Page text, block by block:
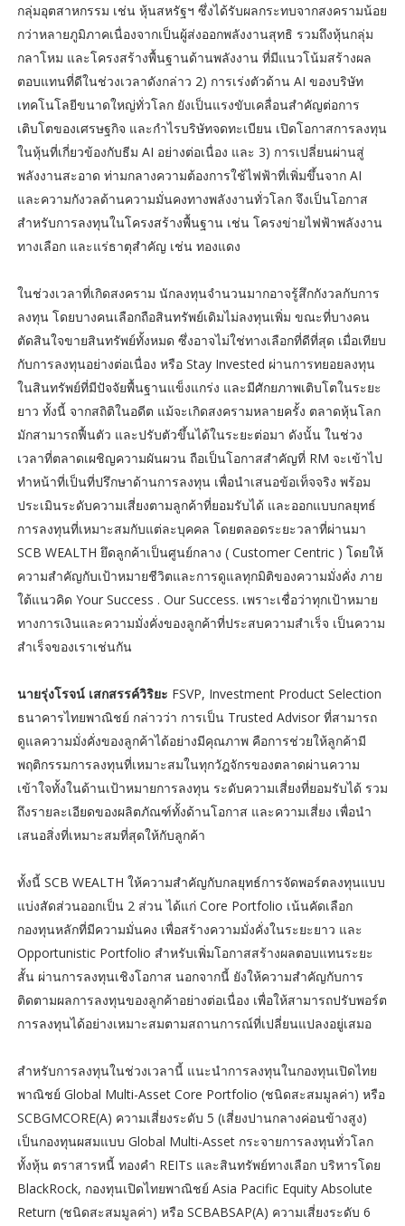
กลุ่มอุตสาหกรรม เช่น หุ้นสหรัฐฯ ซึ่งได้รับผลกระทบจากสงครามน้อย
กว่าหลายภูมิภาคเนื่องจากเป็นผู้ส่งออกพลังงานสุทธิ รวมถึงหุ้นกลุ่ม
กลาโหม และโครงสร้างพื้นฐานด้านพลังงาน ที่มีแนวโน้มสร้างผล
ตอบแทนที่ดีในช่วงเวลาดังกล่าว 2) การเร่งตัวด้าน AI ของบริษัท
เทคโนโลยีขนาดใหญ่ทั่วโลก ยังเป็นแรงขับเคลื่อนสำคัญต่อการ
เติบโตของเศรษฐกิจ และกำไรบริษัทจดทะเบียน เปิดโอกาสการลงทุน
ในหุ้นที่เกี่ยวข้องกับธีม AI อย่างต่อเนื่อง และ 3) การเปลี่ยนผ่านสู่
พลังงานสะอาด ท่ามกลางความต้องการใช้ไฟฟ้าที่เพิ่มขึ้นจาก AI
และความกังวลด้านความมั่นคงทางพลังงานทั่วโลก จึงเป็นโอกาส
สำหรับการลงทุนในโครงสร้างพื้นฐาน เช่น โครงข่ายไฟฟ้าพลังงาน
ทางเลือก และแร่ธาตุสำคัญ เช่น ทองแดง
ในช่วงเวลาที่เกิดสงคราม นักลงทุนจำนวนมากอาจรู้สึกกังวลกับการ
ลงทุน โดยบางคนเลือกถือสินทรัพย์เดิมไม่ลงทุนเพิ่ม ขณะที่บางคน
ตัดสินใจขายสินทรัพย์ทั้งหมด ซึ่งอาจไม่ใช่ทางเลือกที่ดีที่สุด เมื่อเทียบ
กับการลงทุนอย่างต่อเนื่อง หรือ Stay Invested ผ่านการทยอยลงทุน
ในสินทรัพย์ที่มีปัจจัยพื้นฐานแข็งแกร่ง และมีศักยภาพเติบโตในระยะ
ยาว ทั้งนี้ จากสถิติในอดีต แม้จะเกิดสงครามหลายครั้ง ตลาดหุ้นโลก
มักสามารถฟื้นตัว และปรับตัวขึ้นได้ในระยะต่อมา ดังนั้น ในช่วง
เวลาที่ตลาดเผชิญความผันผวน ถือเป็นโอกาสสำคัญที่ RM จะเข้าไป
ทำหน้าที่เป็นที่ปรึกษาด้านการลงทุน เพื่อนำเสนอข้อเท็จจริง พร้อม
ประเมินระดับความเสี่ยงตามลูกค้าที่ยอมรับได้ และออกแบบกลยุทธ์
การลงทุนที่เหมาะสมกับแต่ละบุคคล โดยตลอดระยะวลาที่ผ่านมา
SCB WEALTH ยึดลูกค้าเป็นศูนย์กลาง ( Customer Centric ) โดยให้
ความสำคัญกับเป้าหมายชีวิตและการดูแลทุกมิติของความมั่งคั่ง ภาย
ใต้แนวคิด Your Success . Our Success. เพราะเชื่อว่าทุกเป้าหมาย
ทางการเงินและความมั่งคั่งของลูกค้าที่ประสบความสำเร็จ เป็นความ
สำเร็จของเราเช่นกัน
นายรุ่งโรจน์ เสกสรรค์วิริยะ FSVP, Investment Product Selection
ธนาคารไทยพาณิชย์ กล่าวว่า การเป็น Trusted Advisor ที่สามารถ
ดูแลความมั่งคั่งของลูกค้าได้อย่างมีคุณภาพ คือการช่วยให้ลูกค้ามี
พฤติกรรมการลงทุนที่เหมาะสมในทุกวัฎจักรของตลาดผ่านความ
เข้าใจทั้งในด้านเป้าหมายการลงทุน ระดับความเสี่ยงที่ยอมรับได้ รวม
ถึงรายละเอียดของผลิตภัณฑ์ทั้งด้านโอกาส และความเสี่ยง เพื่อนำ
เสนอสิ่งที่เหมาะสมที่สุดให้กับลูกค้า
ทั้งนี้ SCB WEALTH ให้ความสำคัญกับกลยุทธ์การจัดพอร์ตลงทุนแบบ
แบ่งสัดส่วนออกเป็น 2 ส่วน ได้แก่ Core Portfolio เน้นคัดเลือก
กองทุนหลักที่มีความมั่นคง เพื่อสร้างความมั่งคั่งในระยะยาว และ
Opportunistic Portfolio สำหรับเพิ่มโอกาสสร้างผลตอบแทนระยะ
สั้น ผ่านการลงทุนเชิงโอกาส นอกจากนี้ ยังให้ความสำคัญกับการ
ติดตามผลการลงทุนของลูกค้าอย่างต่อเนื่อง เพื่อให้สามารถปรับพอร์ต
การลงทุนได้อย่างเหมาะสมตามสถานการณ์ที่เปลี่ยนแปลงอยู่เสมอ
สำหรับการลงทุนในช่วงเวลานี้ แนะนำการลงทุนในกองทุนเปิดไทย
พาณิชย์ Global Multi-Asset Core Portfolio (ชนิดสะสมมูลค่า) หรือ
SCBGMCORE(A) ความเสี่ยงระดับ 5 (เสี่ยงปานกลางค่อนข้างสูง)
เป็นกองทุนผสมแบบ Global Multi-Asset กระจายการลงทุนทั่วโลก
ทั้งหุ้น ตราสารหนี้ ทองคำ REITs และสินทรัพย์ทางเลือก บริหารโดย
BlackRock, กองทุนเปิดไทยพาณิชย์ Asia Pacific Equity Absolute
Return (ชนิดสะสมมูลค่า) หรือ SCBABSAP(A) ความเสี่ยงระดับ 6